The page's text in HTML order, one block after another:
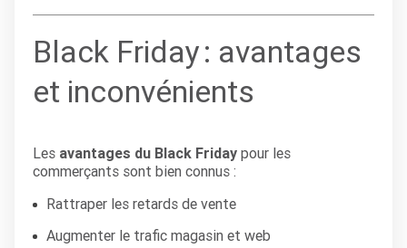
Black Friday : avantages
et inconvénients
Les avantages du Black Friday pour les
commerçants sont bien connus :
Rattraper les retards de vente
Augmenter le trafic magasin et web